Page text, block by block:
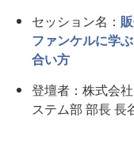
セッション名：
ファンケルに学
合い方
登壇者：株式会
ステム部 部長 長